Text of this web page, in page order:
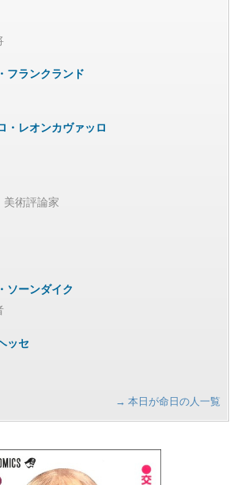
フランクランド
・レオンカヴァッロ
美術評論家
ソーンダイク
ッセ
→ 本日が命日の人一覧